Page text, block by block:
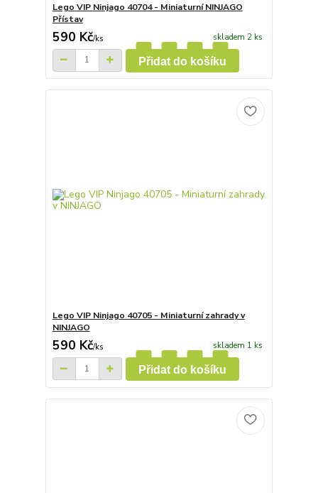
Lego VIP Ninjago 40704 - Miniaturní NINJAGO
Přístav
590 Kč/ks skladem 2 ks
Přidat do košíku
Lego VIP Ninjago 40705 - Miniaturní zahrady v
NINJAGO
590 Kč/ks skladem 1 ks
Přidat do košíku